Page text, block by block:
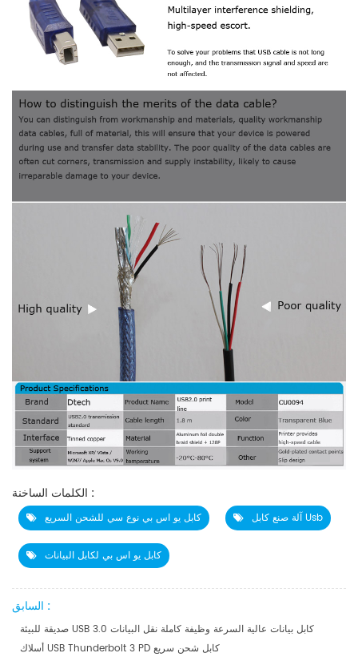
الكلمات الساخنة :
كابل يو اس بي نوع سي للشحن السريع آلة صنع كابل Usb
كابل يو اس بي لكابل البيانات
السابق :
صديقة للبيئة USB 3.0 كابل بيانات عالية السرعة وظيفة كاملة نقل البيانات
أسلاك USB Thunderbolt 3 PD كابل شحن سريع